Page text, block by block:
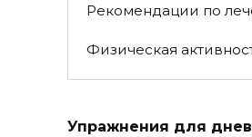
Рекомендации по
Физическая
Упражнения для